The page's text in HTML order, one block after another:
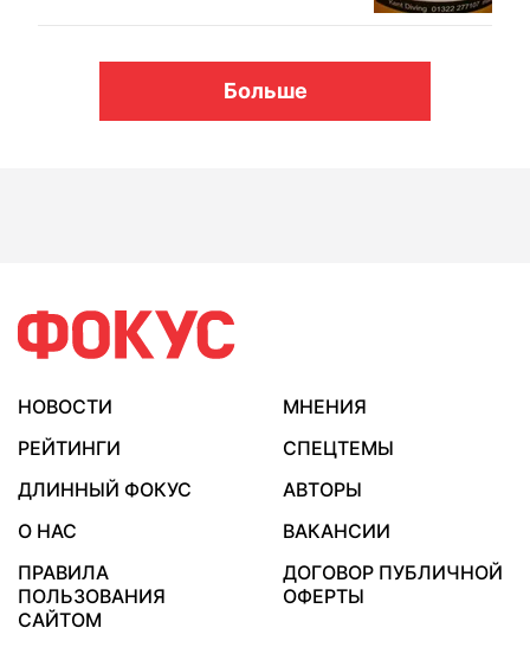
Больше
НОВОСТИ
МНЕНИЯ
РЕЙТИНГИ
СПЕЦТЕМЫ
ДЛИННЫЙ ФОКУС
АВТОРЫ
О НАС
ВАКАНСИИ
ПРАВИЛА
ПОЛЬЗОВАНИЯ
САЙТОМ
ДОГОВОР ПУБЛИЧНОЙ
ОФЕРТЫ